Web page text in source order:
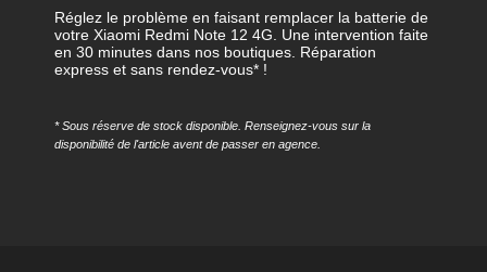
Réglez le problème en faisant remplacer la batterie de
votre Xiaomi Redmi Note 12 4G. Une intervention faite
en 30 minutes dans nos boutiques. Réparation
express et sans rendez-vous* !
* Sous réserve de stock disponible. Renseignez-vous sur la
disponibilité de l'article avent de passer en agence.